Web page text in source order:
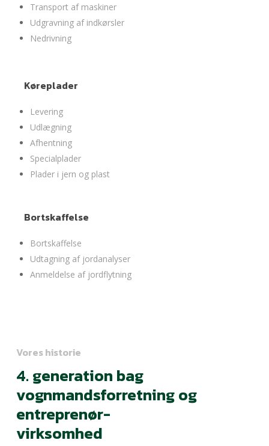
Transport af maskiner
Udgravning af indkørsler
Nedrivning
Køreplader
Levering
Udlægning
Afhentning
Specialplader
Plader i jern og plast
Bortskaffelse
Bortskaffelse
Udtagning af jordanalyser
Anmeldelse af jordflytning
Vores historie
4. generation bag
vognmandsforretning og
entreprenør-
virksomhed